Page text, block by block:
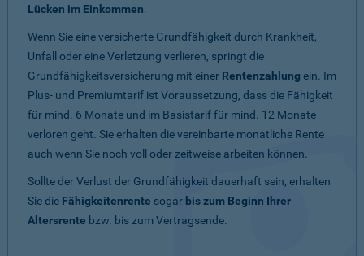
Lücken im Einkommen.
Wenn Sie eine versicherte Grundfähigkeit durch Krankheit,
Unfall oder eine Verletzung verlieren, springt die
Grundfähigkeitsversicherung mit einer Rentenzahlung ein. Im
Plus- und Premiumtarif ist Voraussetzung, dass die Fähigkeit
für mind. 6 Monate und im Basistarif für mind. 12 Monate
verloren geht. Sie erhalten die vereinbarte monatliche Rente
auch wenn Sie noch voll oder zeitweise arbeiten können.
Sollte der Verlust der Grundfähigkeit dauerhaft sein, erhalten
Sie die Fähigkeitenrente sogar bis zum Beginn Ihrer
Altersrente bzw. bis zum Vertragsende.